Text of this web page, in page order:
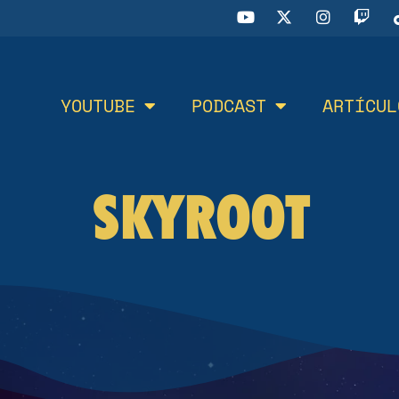
YOUTUBE PODCAST
SKYROOT